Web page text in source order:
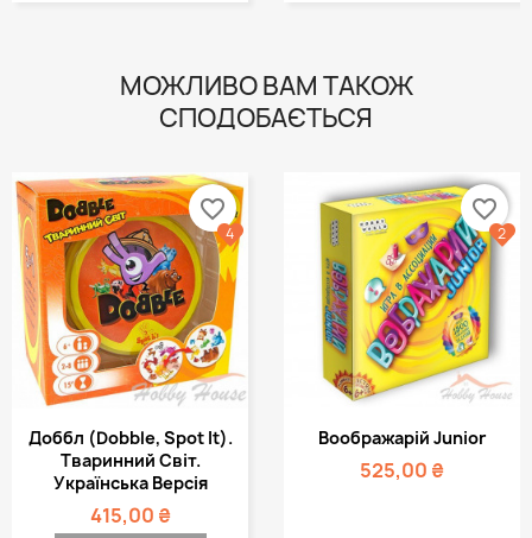
МОЖЛИВО ВАМ ТАКОЖ
СПОДОБАЄТЬСЯ
Доббл (Dobble, Spot It).
Тваринний Світ.
Українська Версія
415,00 ₴
favorite_border
4
Воображарій Junior
525,00 ₴
favorite_border
2